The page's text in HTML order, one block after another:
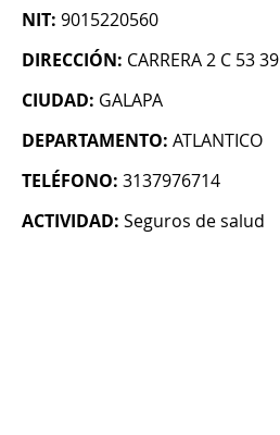
NIT: 9015220560
DIRECCIÓN: CARRERA 2 C 53 39
CIUDAD: GALAPA
DEPARTAMENTO: ATLANTICO
TELÉFONO: 3137976714
ACTIVIDAD: Seguros de salud